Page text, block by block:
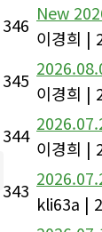
346
New
이경희 |
345
이경희 |
344
이경희 |
343
kli63a |